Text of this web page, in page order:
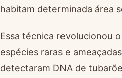
habitam determinada área
Essa técnica revolucionou
espécies raras e
detectaram DNA de